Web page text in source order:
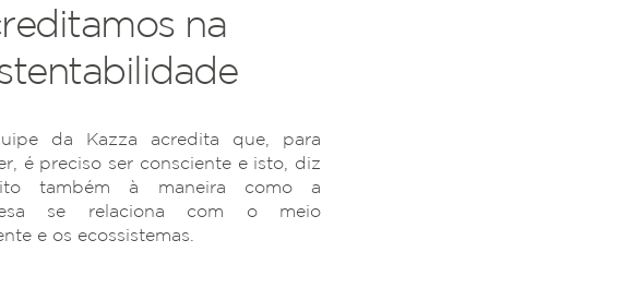
na
da Kazza acredita que, para
é preciso ser consciente e isto, diz
também à maneira como a
se relaciona com o meio
e os ecossistemas.